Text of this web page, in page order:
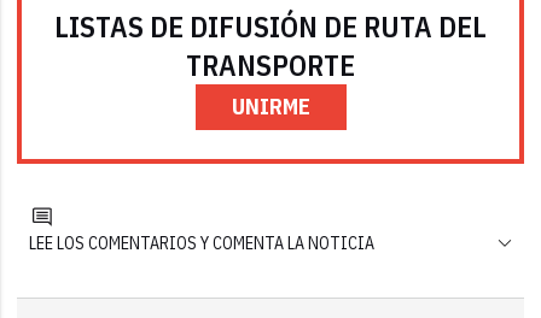
LISTAS DE DIFUSIÓN DE RUTA DEL
TRANSPORTE
UNIRME
LEE LOS COMENTARIOS Y COMENTA LA NOTICIA